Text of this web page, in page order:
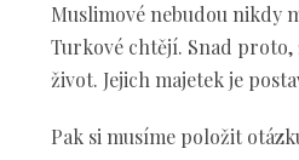
Muslimové nebudou nikdy
Turkové chtějí. Snad proto,
život. Jejich majetek je
Pak si musíme položit